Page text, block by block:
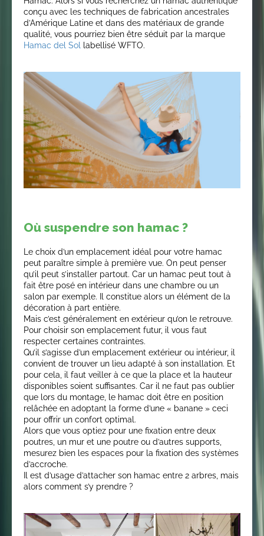
conçu avec les techniques de fabrication ancestrales
d’Amérique Latine et dans des matériaux de grande
qualité, vous pourriez bien être séduit par la marque
Hamac del Sol labellisé WFTO.
Où suspendre son hamac ?
Le choix d’un emplacement idéal pour votre hamac
peut paraître simple à première vue. On peut penser
qu’il peut s’installer partout. Car un hamac peut tout à
fait être posé en intérieur dans une chambre ou un
salon par exemple. Il constitue alors un élément de la
décoration à part entière.
Mais c’est généralement en extérieur qu’on le retrouve.
Pour choisir son emplacement futur, il vous faut
respecter certaines contraintes.
Qu’il s’agisse d’un emplacement extérieur ou intérieur, il
convient de trouver un lieu adapté à son installation. Et
pour cela, il faut veiller à ce que la place et la hauteur
disponibles soient suffisantes. Car il ne faut pas oublier
que lors du montage, le hamac doit être en position
relâchée en adoptant la forme d’une « banane » ceci
pour offrir un confort optimal.
Alors que vous optiez pour une fixation entre deux
poutres, un mur et une poutre ou d’autres supports,
mesurez bien les espaces pour la fixation des systèmes
d’accroche.
Il est d’usage d’attacher son hamac entre 2 arbres, mais
alors comment s’y prendre ?